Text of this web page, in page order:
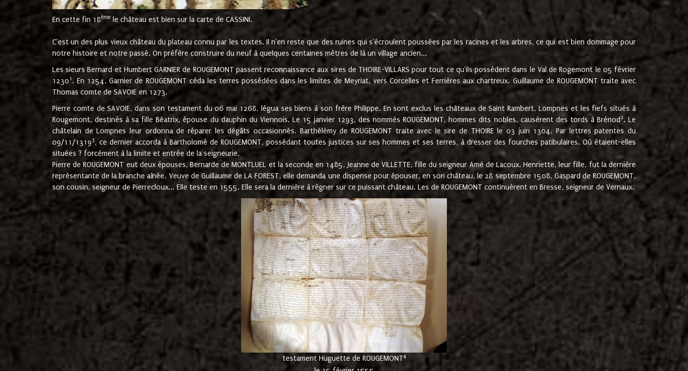
En cette fin 18ème le château est bien sur la carte de CASSINI.
C'est un des plus vieux château du plateau connu par les textes. Il n'en reste que des ruines qui s'écroulent poussées par les racines et les arbres, ce qui est bien dommage pour
notre histoire et notre passé. On préfère construire du neuf à quelques centaines mètres de là un village ancien...
Les sieurs Bernard et Humbert GARNIER de ROUGEMONT passent reconnaissance aux sires de THOIRE-VILLARS pour tout ce qu'ils possèdent dans le Val de Rogemont le 05 février
12301 . En 1254, Garnier de ROUGEMONT céda les terres possédées dans les limites de Meyriat, vers Corcelles et Ferrières aux chartreux. Guillaume de ROUGEMONT traite avec
Thomas comte de SAVOIE en 1273.
Pierre comte de SAVOIE, dans son testament du 06 mai 1268, légua ses biens à son frère Philippe. En sont exclus les châteaux de Saint Rambert, Lompnes et les fiefs situés à
Rougemont, destinés à sa fille Béatrix, épouse du dauphin du Viennois. Le 15 janvier 1293, des nommés ROUGEMONT, hommes dits nobles, causèrent des tords à Brénod 2. Le
châtelain de Lompnes leur ordonna de réparer les dégâts occasionnés. Barthélémy de ROUGEMONT traite avec le sire de THOIRE le 03 juin 1304. Par lettres patentes du
09/11/13193, ce dernier accorda à Bartholomé de ROUGEMONT, possédant toutes justices sur ses hommes et ses terres, à dresser des fourches patibulaires. Où étaient-elles
situées ? forcément à la limite et entrée de la seigneurie.
Pierre de ROUGEMONT eut deux épouses, Bernarde de MONTLUEL et la seconde en 1485, Jeanne de VILLETTE, fille du seigneur Amé de Lacoux. Henriette, leur fille, fut la dernière
représentante de la branche aînée. Veuve de Guillaume de LA FOREST, elle demanda une dispense pour épouser, en son château, le 28 septembre 1508, Gaspard de ROUGEMONT,
son cousin, seigneur de Pierrecloux... Elle teste en 1555. Elle sera la dernière à régner sur ce puissant château. Les de ROUGEMONT continuèrent en Bresse, seigneur de Vernaux.
testament Huguette de ROUGEMONT4